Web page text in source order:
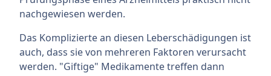
nachgewiesen werden.
Das Komplizierte an diesen Leberschädigungen ist
auch, dass sie von mehreren Faktoren verursacht
werden. "Giftige" Medikamente treffen dann